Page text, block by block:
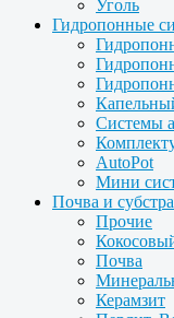
Уголь
Гидропонные
Системы
AutoPot
Мини
Почва и
Прочие
Почва
Керамзит